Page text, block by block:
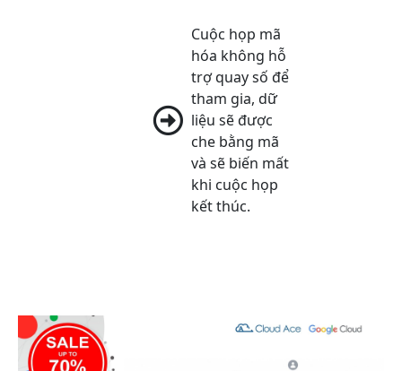
Cuộc họp mã
hóa không hỗ
trợ quay số để
tham gia, dữ
liệu sẽ được
che bằng mã
và sẽ biến mất
khi cuộc họp
kết thúc.